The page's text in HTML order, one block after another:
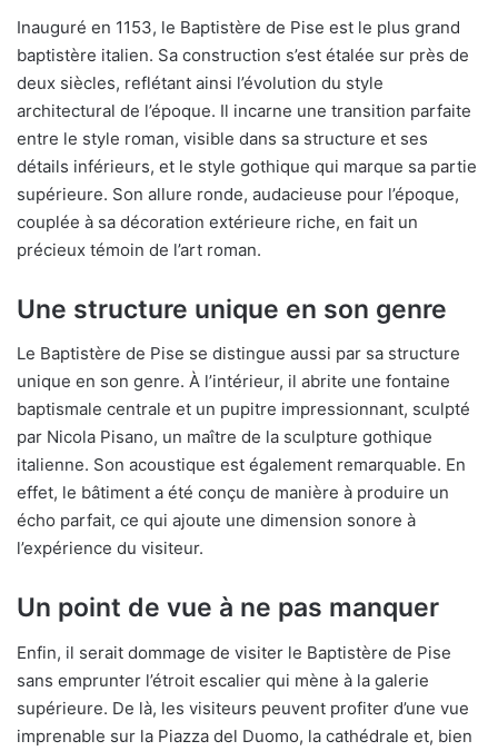
Inauguré en 1153, le Baptistère de Pise est le plus grand
baptistère italien. Sa construction s’est étalée sur près de
deux siècles, reflétant ainsi l’évolution du style
architectural de l’époque. Il incarne une transition parfaite
entre le style roman, visible dans sa structure et ses
détails inférieurs, et le style gothique qui marque sa partie
supérieure. Son allure ronde, audacieuse pour l’époque,
couplée à sa décoration extérieure riche, en fait un
précieux témoin de l’art roman.
Une structure unique en son genre
Le Baptistère de Pise se distingue aussi par sa structure
unique en son genre. À l’intérieur, il abrite une fontaine
baptismale centrale et un pupitre impressionnant, sculpté
par Nicola Pisano, un maître de la sculpture gothique
italienne. Son acoustique est également remarquable. En
effet, le bâtiment a été conçu de manière à produire un
écho parfait, ce qui ajoute une dimension sonore à
l’expérience du visiteur.
Un point de vue à ne pas manquer
Enfin, il serait dommage de visiter le Baptistère de Pise
sans emprunter l’étroit escalier qui mène à la galerie
supérieure. De là, les visiteurs peuvent profiter d’une vue
imprenable sur la Piazza del Duomo, la cathédrale et, bien